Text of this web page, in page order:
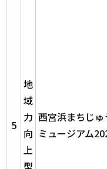
5
地
域
力
向
上
型
西宮浜まちじゅ
ミュージアム